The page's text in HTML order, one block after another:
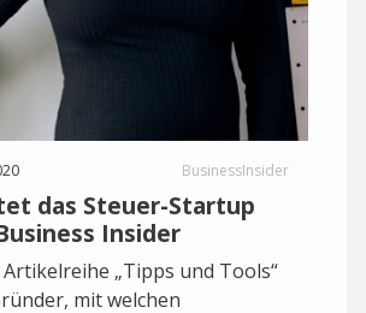
BusinessInsider
das Steuer-Startup
Insider
„Tipps und Tools“
mit welchen